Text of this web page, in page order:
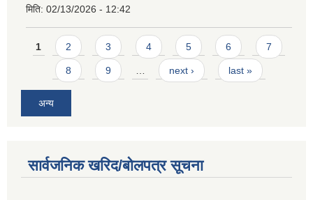
मिति: 02/13/2026 - 12:42
Pages
1 2 3 4 5 6 7
8 9 … next › last »
अन्य
सार्वजनिक खरिद/बोलपत्र सूचना